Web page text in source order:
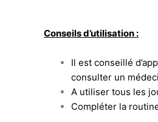
Conseils d’utilisation :
Il est conseillé
consulter un
A utiliser tous les
Compléter la